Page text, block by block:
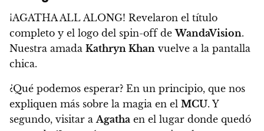
¡AGATHA ALL ALONG! Revelaron el título
completo y el logo del spin-off deWandaVision.
Nuestra amada Kathryn Khan vuelve a la pantalla
chica.
¿Qué podemos esperar? En un principio, que nos
expliquen más sobre la magia en el MCU. Y
segundo, visitar a Agatha en el lugar donde quedó